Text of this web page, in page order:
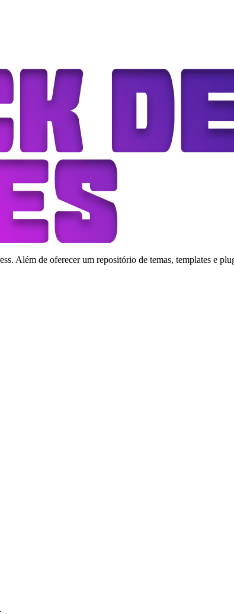
Além de oferecer um repositório de temas, templates e